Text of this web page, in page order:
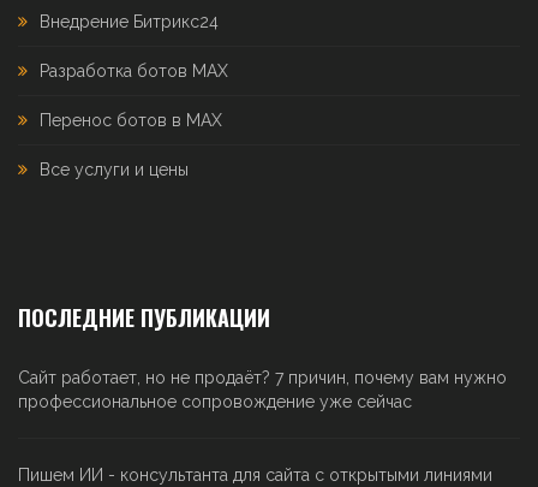
Внедрение Битрикс24
Разработка ботов MAX
Перенос ботов в MAX
Все услуги и цены
ПОСЛЕДНИЕ ПУБЛИКАЦИИ
Сайт работает, но не продаёт? 7 причин, почему вам нужно
профессиональное сопровождение уже сейчас
Пишем ИИ - консультанта для сайта с открытыми линиями